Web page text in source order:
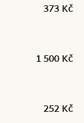
373 Kč
1 500 Kč
252 Kč